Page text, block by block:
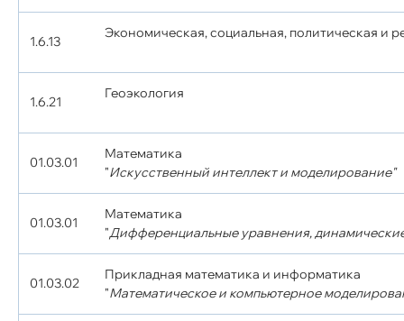
1.6.13
Экономическая, социальная, политическая и
1.6.21
Геоэкология
01.03.01
Математика
"Искусственный интеллект и моделирование"
01.03.01
Математика
"Дифференциальные уравнения,
01.03.02
Прикладная математика и информатика
"Математическое и компьютерное